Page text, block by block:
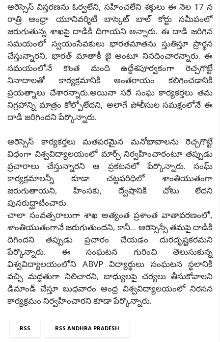
ఆరెస్సెస్ విస్తరణను ఓర్వలేని, సహించలేని శక్తులు ఈ నెల 17 న
రాత్రి ఆంధ్రా యూనివర్శిటీ బాస్కెట్ బాల్ కోర్టు సమీపంలో
జరుగుతున్న శాఖపై దాడికి దిగాయని అన్నారు. ఈ దాడి జరిగిన
సమయంలో స్వయంసేవకులు భారతమాతను స్తుతిస్తూ ప్రార్థన
చేస్తున్నారని, భారత్ మాతాకీ జై అంటూ నినదించారన్నారు. ఈ
సమయంలోనే కొంత మంది ఉద్దేశపూర్వకంగా రెచ్చగొట్టే
నినాదాలతో కార్యక్రమానికి అంతరాయం కలిగించడానికి
ప్రయత్నాలు చేశారన్నారు.అయినా సరే సంఘ కార్యకర్తలు తమ
నిగ్రహాన్ని మాత్రం కోల్పోలేదని, అలాగే పోలీసుల సమక్షంలోనే ఈ
దాడి జరిగిందని పేర్కొన్నారు.
ఆరెస్సెస్ కార్యకర్తలు మతపరమైన మనోభావాలను రెచ్చగొట్టే
విధంగా విశ్వవిద్యాలయంలో మార్చ్ నిర్వహించారంటూ తప్పుడు
ప్రచారాలు చేస్తున్నారని ఆ ప్రకటనలో పేర్కొన్నారు. సంఘ్
కార్యక్రమాలన్నీ కూడా చట్టపరిధిలో శాంతియుతంగా
జరుగుతాయని, హింసకు, ద్వేషానికి చోటు లేదని
పునరుద్ఘాటించారు.
చాలా సంవత్సరాలుగా శాఖ అత్యంత ప్రశాంత వాతావరణంలో,
శాంతియుతంగానే జరుగుతుందని, కానీ... ఆరెస్సెస్సే తమపై దాడికి
దిగిందని తప్పుడు ప్రచారం చేయడం దురదృష్టకరమని
పేర్కొన్నారు. ఈ సంఘటన గురించి తెలుసుకున్న
విశ్వవిద్యాలయంలోని ABVP విద్యార్థులు సంఘటన స్థలానికి
వచ్చి మద్దతుగా నిలిచారని, బాధ్యులపై చర్యలు తీసుకోవాలని
డిమాండ్ చేస్తూ బుధవారం ఆంధ్ర విశ్వవిద్యాలయంలో నిరసన
కార్యక్రమం నిర్వహించారని కూడా పేర్కొన్నారు.
RSS RSS ANDHRA PRADESH